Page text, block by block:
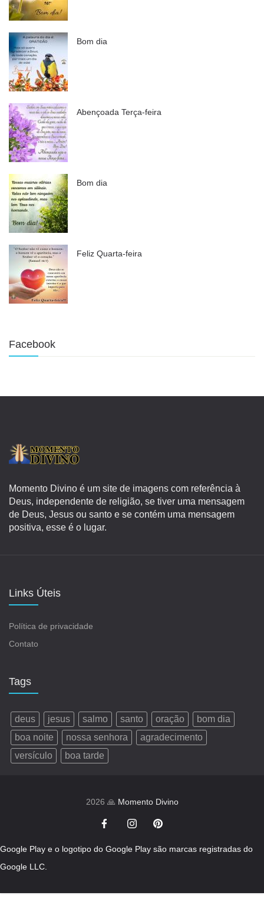
Bom dia
Abençoada Terça-feira
Bom dia
Feliz Quarta-feira
Facebook
Momento Divino é um site de imagens com referência à
Deus, independente de religião, se tiver uma mensagem
de Deus, Jesus ou santo e se contém uma mensagem
positiva, esse é o lugar.
Links Úteis
Política de privacidade
Contato
Tags
deus jesus salmo santo oração
bom dia
boa noite
nossa senhora
agradecimento
versículo
boa tarde
2026 🙏 Momento Divino
Google Play e o logotipo do Google Play são marcas registradas do
Google LLC.